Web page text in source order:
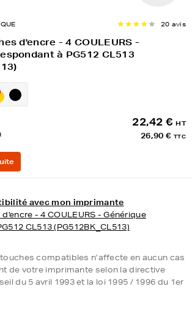
20 avis
d'encre - 4 COULEURS -
à PG512 CL513
22,42 € HT
26,90 € TTC
avec mon imprimante
- 4 COULEURS - Générique
CL513 (PG512BK_CL513)
compatibles n’affecte en aucun cas
de votre imprimante selon la directive
du 5 avril 1993 et la loi 1995 / 1996 du 1er